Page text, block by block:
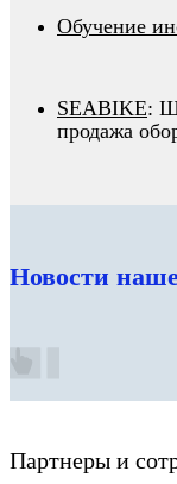
Обучение
SEABIKE:
продажа
Новости
Партнеры и